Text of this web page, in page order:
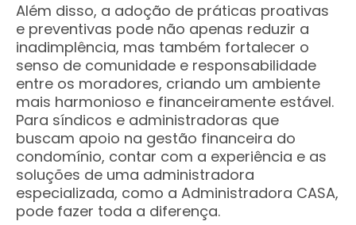
Além disso, a adoção de práticas proativas
e preventivas pode não apenas reduzir a
inadimplência, mas também fortalecer o
senso de comunidade e responsabilidade
entre os moradores, criando um ambiente
mais harmonioso e financeiramente estável.
Para síndicos e administradoras que
buscam apoio na gestão financeira do
condomínio, contar com a experiência e as
soluções de uma administradora
especializada, como a Administradora CASA,
pode fazer toda a diferença.